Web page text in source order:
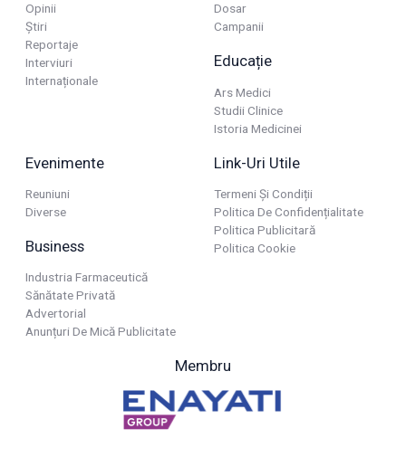
Opinii
Știri
Reportaje
Interviuri
Internaționale
Dosar
Campanii
Educație
Ars Medici
Studii Clinice
Istoria Medicinei
Evenimente
Reuniuni
Diverse
Business
Industria Farmaceutică
Sănătate Privată
Advertorial
Anunțuri De Mică Publicitate
Link-Uri Utile
Termeni Și Condiții
Politica De Confidențialitate
Politica Publicitară
Politica Cookie
Membru